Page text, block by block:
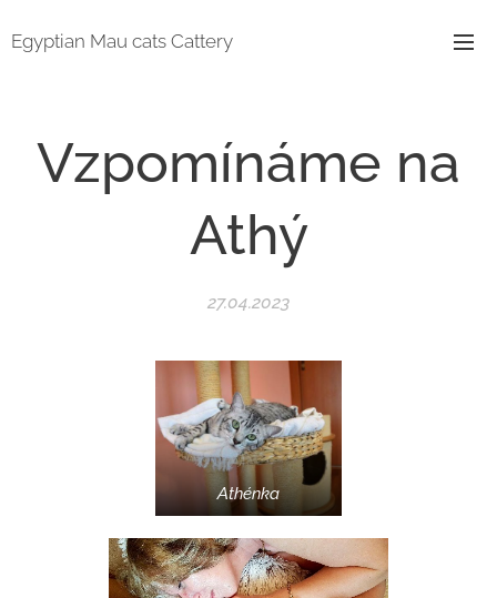
Egyptian Mau cats Cattery
Vzpomínáme na
Athý
27.04.2023
Athénka